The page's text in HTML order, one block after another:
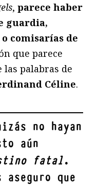
, parece haber
guardia,
comisarías de
que parece
las palabras de
Céline.
no hayan
aún
fatal.
aseguro que